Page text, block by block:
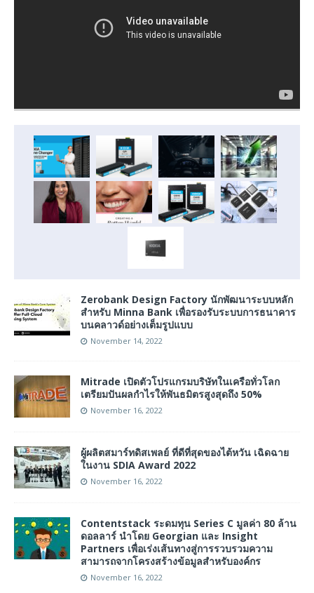
Zerobank Design Factory นักพัฒนาระบบหลัก
สำหรับ Minna Bank เพื่อรองรับระบบการธนาคาร
บนคลาวด์อย่างเต็มรูปแบบ
November 14, 2022
Mitrade เปิดตัวโปรแกรมบริษัทในเครือทั่วโลก
เตรียมปันผลกำไรให้พันธมิตรสูงสุดถึง 50%
November 16, 2022
ผู้ผลิตสมาร์ทดิสเพลย์ ที่ดีที่สุดของไต้หวัน เฉิดฉาย
ในงาน SDIA Award 2022
November 16, 2022
Contentstack ระดมทุน Series C มูลค่า 80 ล้าน
ดอลลาร์ นำโดย Georgian และ Insight
Partners เพื่อเร่งเส้นทางสู่การรวบรวมความ
สามารถจากโครงสร้างข้อมูลสำหรับองค์กร
November 16, 2022